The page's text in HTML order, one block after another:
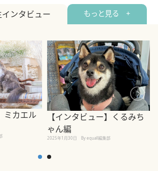
ンタビュー もっと見る +
ミカエル
【インタビュー】くるみち
ゃん編
2025年1月30日 By equall編集部